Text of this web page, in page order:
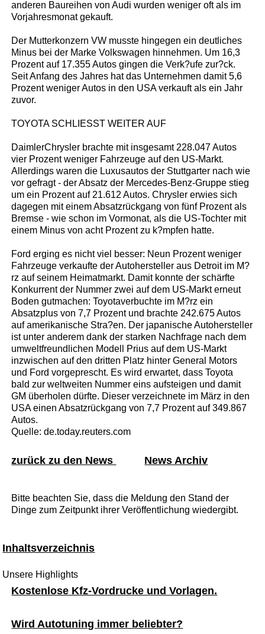
anderen Baureihen von Audi wurden weniger oft als im
Vorjahresmonat gekauft.
Der Mutterkonzern VW musste hingegen ein deutliches
Minus bei der Marke Volkswagen hinnehmen. Um 16,3
Prozent auf 17.355 Autos gingen die Verk?ufe zur?ck.
Seit Anfang des Jahres hat das Unternehmen damit 5,6
Prozent weniger Autos in den USA verkauft als ein Jahr
zuvor.
TOYOTA SCHLIESST WEITER AUF
DaimlerChrysler brachte mit insgesamt 228.047 Autos
vier Prozent weniger Fahrzeuge auf den US-Markt.
Allerdings waren die Luxusautos der Stuttgarter nach wie
vor gefragt - der Absatz der Mercedes-Benz-Gruppe stieg
um ein Prozent auf 21.612 Autos. Chrysler erwies sich
dagegen mit einem Absatzrückgang von fünf Prozent als
Bremse - wie schon im Vormonat, als die US-Tochter mit
einem Minus von acht Prozent zu k?mpfen hatte.
Ford erging es nicht viel besser: Neun Prozent weniger
Fahrzeuge verkaufte der Autohersteller aus Detroit im M?
rz auf seinem Heimatmarkt. Damit konnte der schärfte
Konkurrent der Nummer zwei auf dem US-Markt erneut
Boden gutmachen: Toyotaverbuchte im M?rz ein
Absatzplus von 7,7 Prozent und brachte 242.675 Autos
auf amerikanische Stra?en. Der japanische Autohersteller
ist unter anderem dank der starken Nachfrage nach dem
umweltfreundlichen Modell Prius auf dem US-Markt
inzwischen auf den dritten Platz hinter General Motors
und Ford vorgeprescht. Es wird erwartet, dass Toyota
bald zur weltweiten Nummer eins aufsteigen und damit
GM überholen dürfte. Dieser verzeichnete im März in den
USA einen Absatzrückgang von 7,7 Prozent auf 349.867
Autos.
Quelle: de.today.reuters.com
zurück zu den News News Archiv
Bitte beachten Sie, dass die Meldung den Stand der
Dinge zum Zeitpunkt ihrer Veröffentlichung wiedergibt.
Inhaltsverzeichnis
Unsere Highlights
Kostenlose Kfz-Vordrucke und Vorlagen.
Wird Autotuning immer beliebter?